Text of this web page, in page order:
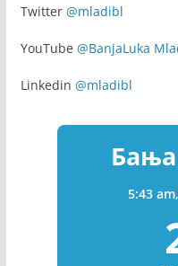
Twitter @mladibl
YouTube @BanjaLuka
Linkedin @mladibl
5:43